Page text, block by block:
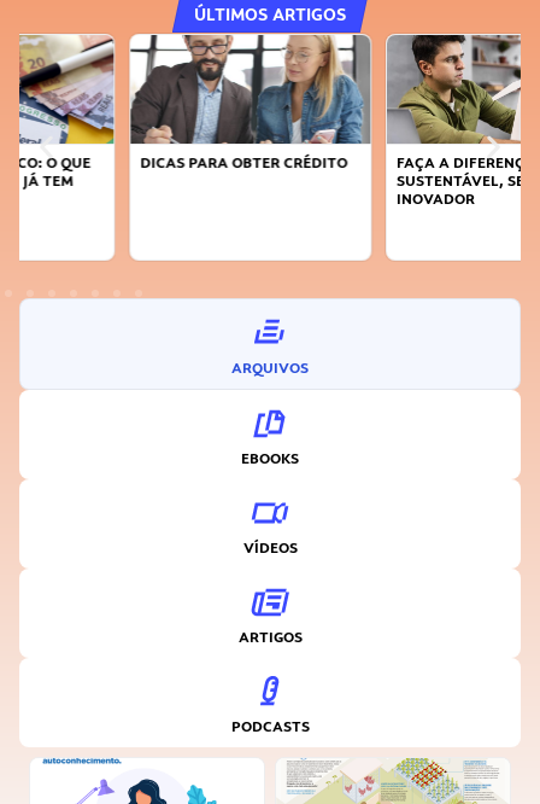
ÚLTIMOS ARTIGOS
DICAS PARA OBTER CRÉDITO
FAÇA A DIFERENÇA: SEJA
SUSTENTÁVEL, SEJA
ARQUIVOS
EBOOKS
VÍDEOS
ARTIGOS
PODCASTS